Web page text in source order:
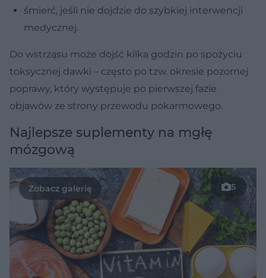
śmierć, jeśli nie dojdzie do szybkiej interwencji
medycznej.
Do wstrząsu może dojść kilka godzin po spożyciu
toksycznej dawki – często po tzw. okresie pozornej
poprawy, który występuje po pierwszej fazie
objawów ze strony przewodu pokarmowego.
Najlepsze suplementy na mgłę
mózgową
5